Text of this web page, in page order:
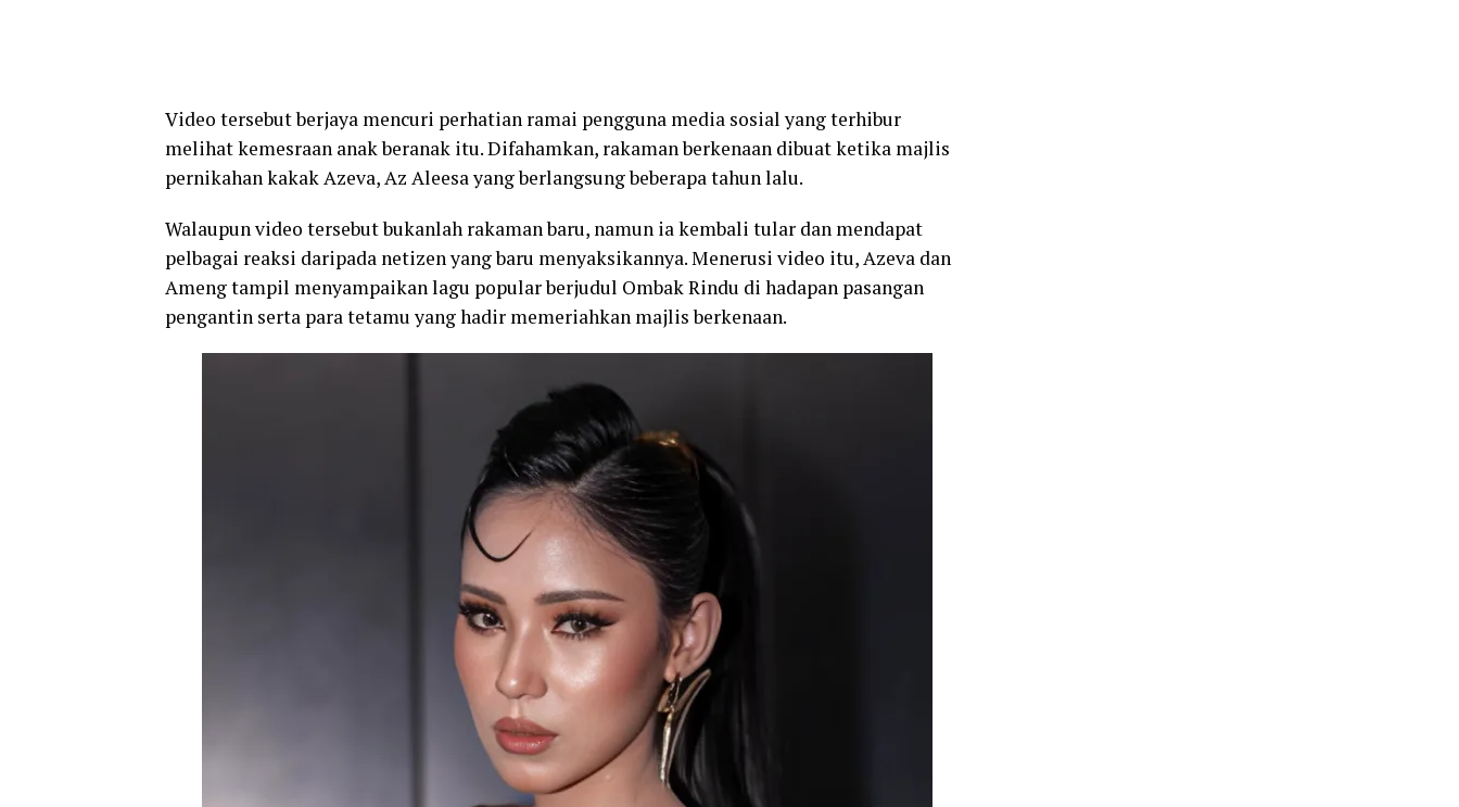
Video tersebut berjaya mencuri perhatian ramai pengguna media sosial yang terhibur
melihat kemesraan anak beranak itu. Difahamkan, rakaman berkenaan dibuat ketika majlis
pernikahan kakak Azeva, Az Aleesa yang berlangsung beberapa tahun lalu.
Walaupun video tersebut bukanlah rakaman baru, namun ia kembali tular dan mendapat
pelbagai reaksi daripada netizen yang baru menyaksikannya. Menerusi video itu, Azeva dan
Ameng tampil menyampaikan lagu popular berjudul Ombak Rindu di hadapan pasangan
pengantin serta para tetamu yang hadir memeriahkan majlis berkenaan.